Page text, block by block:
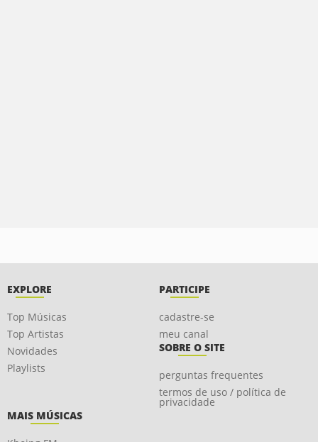
EXPLORE
Top Músicas
Top Artistas
Novidades
Playlists
PARTICIPE
cadastre-se
meu canal
SOBRE O SITE
perguntas frequentes
termos de uso / política de
privacidade
MAIS MÚSICAS